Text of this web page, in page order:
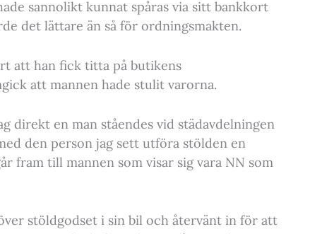
sannolikt kunnat spåras via sitt bankkort
det lättare än så för ordningsmakten.
att han fick titta på butikens
att mannen hade stulit varorna.
direkt en man ståendes vid städavdelningen
den person jag sett utföra stölden en
fram till mannen som visar sig vara NN som
stöldgodset i sin bil och återvänt in för att